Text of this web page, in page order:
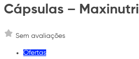
Cápsulas – Maxinutri
Sem avaliações
Ofertas